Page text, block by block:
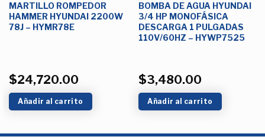
MARTILLO ROMPEDOR
HAMMER HYUNDAI 2200W
78J – HYMR78E
$24,720.00
Añadir al carrito
BOMBA DE AGUA HYUNDAI
3/4 HP MONOFÁSICA
DESCARGA 1 PULGADAS
110V/60HZ – HYWP7525
$3,480.00
Añadir al carrito